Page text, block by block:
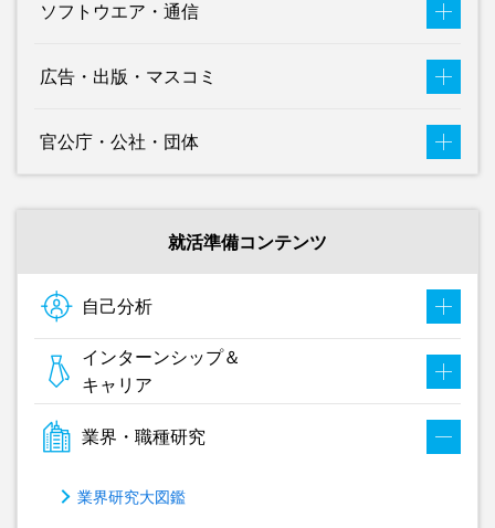
ソフトウエア・通信
広告・出版・マスコミ
官公庁・公社・団体
就活準備コンテンツ
自己分析
インターンシップ＆
キャリア
業界・職種研究
業界研究大図鑑